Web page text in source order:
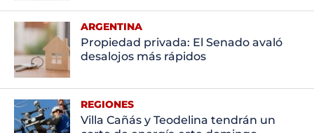
ARGENTINA
Propiedad privada: El Senado avaló
desalojos más rápidos
REGIONES
Villa Cañás y Teodelina tendrán un